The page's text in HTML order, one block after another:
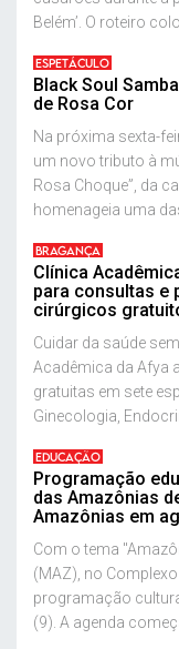
Belém’. O roteiro
ESPETÁCULO
Black Soul
de Rosa Cor
Na próxima sexta-
um novo tributo à
Rosa Choque”, da
homenageia uma
BRAGANÇA
Clínica
para consultas e
cirúrgicos
Cuidar da saúde
Acadêmica da Afya
gratuitas em sete
Ginecologia,
EDUCAÇÃO
Programação
das Amazônias
Amazônias em
Com o tema
(MAZ), no
programação
(9). A agenda